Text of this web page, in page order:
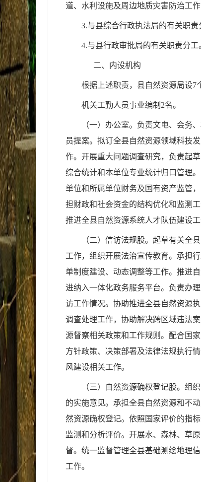
道、水利设施及周边地质灾害防治工作
3.与县综合行政执法局的有关职
4.与县行政审批局的有关职责分
二、内设机构
根据上述职责，县自然资源局设7
机关工勤人员事业编制2名。
（一）办公室。负责文电、会务
员提案。拟订全县自然资源领域科技
作。开展重大问题调查研究，负责起
综合统计和本单位专业统计归口管理。
单位和所属单位财务及国有资产监管
担财政和社会资金的结构优化和监测
推进全县自然资源系统人才队伍建设
（二）信访法规股。起草有关全
工作，组织开展法治宣传教育。承担
单制度建设、动态调整等工作。推进
进纳入一体化政务服务平台。负责办
访工作情况。协助推进全县自然资源
调查处理工作，协助解决跨区域违法
源督察相关政策和工作规则。配合国
方针政策、决策部署及法律法规执行
风建设相关工作。
（三）自然资源确权登记股。组
的实施意见。承担全县自然资源和不
然资源确权登记。依照国家评价的指
监测和分析评价。开展水、森林、草
督。统一监督管理全县基础测绘地理
工作。